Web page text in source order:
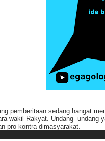
pemberitaan sedang hangat
wakil Rakyat. Undang- undang
pro kontra dimasyarakat.